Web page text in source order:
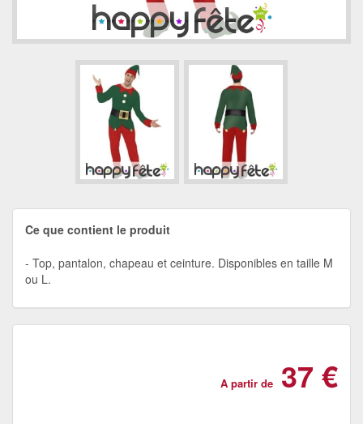
Ce que contient le produit
Top, pantalon, chapeau et ceinture. Disponibles en taille M
ou L.
A partir de 37 €